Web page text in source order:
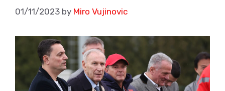
01/11/2023 by Miro Vujinovic